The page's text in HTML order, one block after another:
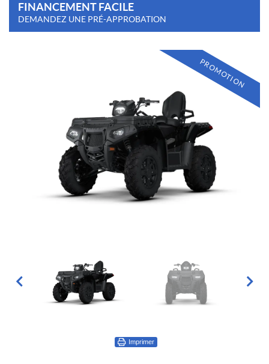
FINANCEMENT FACILE
DEMANDEZ UNE PRÉ-APPROBATION
PROMOTION
Imprimer